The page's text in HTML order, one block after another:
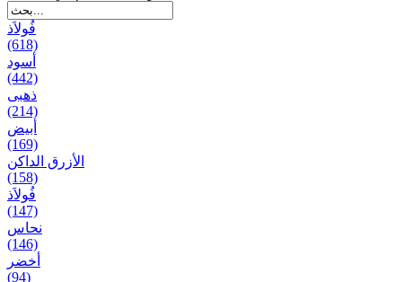
فُولاَذ
(618)
أسود
(442)
ذهبی
(214)
أبيض
(169)
الأزرق الداكن
(158)
فُولاَذ
(147)
نحاس
(146)
أخضر
(94)